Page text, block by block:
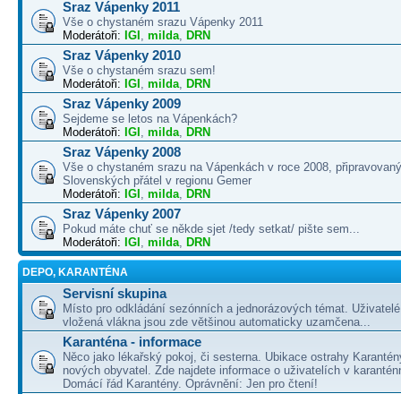
Sraz Vápenky 2011
Vše o chystaném srazu Vápenky 2011
Moderátoři: IGI , milda, DRN
Sraz Vápenky 2010
Vše o chystaném srazu sem!
Moderátoři: IGI , milda, DRN
Sraz Vápenky 2009
Sejdeme se letos na Vápenkách?
Moderátoři: IGI , milda, DRN
Sraz Vápenky 2008
Vše o chystaném srazu na Vápenkách v roce 2008,
Slovenských přátel v regionu Gemer
Moderátoři: IGI , milda, DRN
Sraz Vápenky 2007
Pokud máte chuť se někde sjet /tedy setkat/ pište sem...
Moderátoři: IGI , milda, DRN
DEPO, KARANTÉNA
Servisní skupina
Místo pro odkládání sezónních a jednorázových témat.
vložená vlákna jsou zde většinou automaticky uzamčena...
Karanténa - informace
Něco jako lékařský pokoj, či sesterna. Ubikace ostrahy
nových obyvatel. Zde najdete informace o uživatelích v
Domácí řád Karantény. Oprávnění: Jen pro čtení!